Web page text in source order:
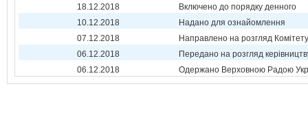
18.12.2018
Включено до порядку денного
10.12.2018
Надано для ознайомлення
07.12.2018
Направлено на розгляд Комітету
06.12.2018
Передано на розгляд
06.12.2018
Одержано Верховною Радою